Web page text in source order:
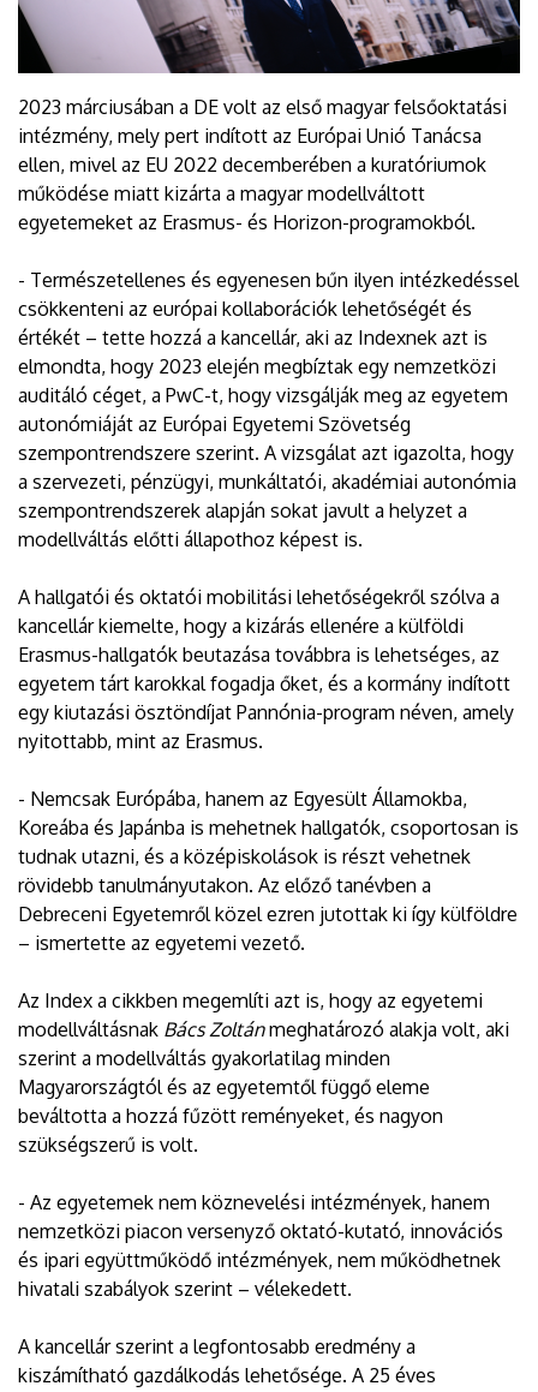
2023 márciusában a DE volt az első magyar felsőoktatási
intézmény, mely pert indított az Európai Unió Tanácsa
ellen, mivel az EU 2022 decemberében a kuratóriumok
működése miatt kizárta a magyar modellváltott
egyetemeket az Erasmus- és Horizon-programokból.
- Természetellenes és egyenesen bűn ilyen intézkedéssel
csökkenteni az európai kollaborációk lehetőségét és
értékét – tette hozzá a kancellár, aki az Indexnek azt is
elmondta, hogy 2023 elején megbíztak egy nemzetközi
auditáló céget, a PwC-t, hogy vizsgálják meg az egyetem
autonómiáját az Európai Egyetemi Szövetség
szempontrendszere szerint. A vizsgálat azt igazolta, hogy
a szervezeti, pénzügyi, munkáltatói, akadémiai autonómia
szempontrendszerek alapján sokat javult a helyzet a
modellváltás előtti állapothoz képest is.
A hallgatói és oktatói mobilitási lehetőségekről szólva a
kancellár kiemelte, hogy a kizárás ellenére a külföldi
Erasmus-hallgatók beutazása továbbra is lehetséges, az
egyetem tárt karokkal fogadja őket, és a kormány indított
egy kiutazási ösztöndíjat Pannónia-program néven, amely
nyitottabb, mint az Erasmus.
- Nemcsak Európába, hanem az Egyesült Államokba,
Koreába és Japánba is mehetnek hallgatók, csoportosan is
tudnak utazni, és a középiskolások is részt vehetnek
rövidebb tanulmányutakon. Az előző tanévben a
Debreceni Egyetemről közel ezren jutottak ki így külföldre
– ismertette az egyetemi vezető.
Az Index a cikkben megemlíti azt is, hogy az egyetemi
modellváltásnak Bács Zoltánmeghatározó alakja volt, aki
szerint a modellváltás gyakorlatilag minden
Magyarországtól és az egyetemtől függő eleme
beváltotta a hozzá fűzött reményeket, és nagyon
szükségszerű is volt.
- Az egyetemek nem köznevelési intézmények, hanem
nemzetközi piacon versenyző oktató-kutató, innovációs
és ipari együttműködő intézmények, nem működhetnek
hivatali szabályok szerint – vélekedett.
A kancellár szerint a legfontosabb eredmény a
kiszámítható gazdálkodás lehetősége. A 25 éves